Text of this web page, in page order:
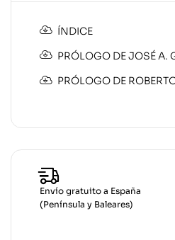
ÍNDICE
PRÓLOGO DE JOSÉ A.
PRÓLOGO DE
Envío gratuito a España
(Península y Baleares)